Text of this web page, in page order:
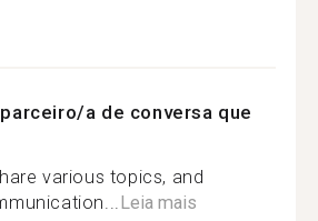
a de conversa que
various topics, and
Leia mais